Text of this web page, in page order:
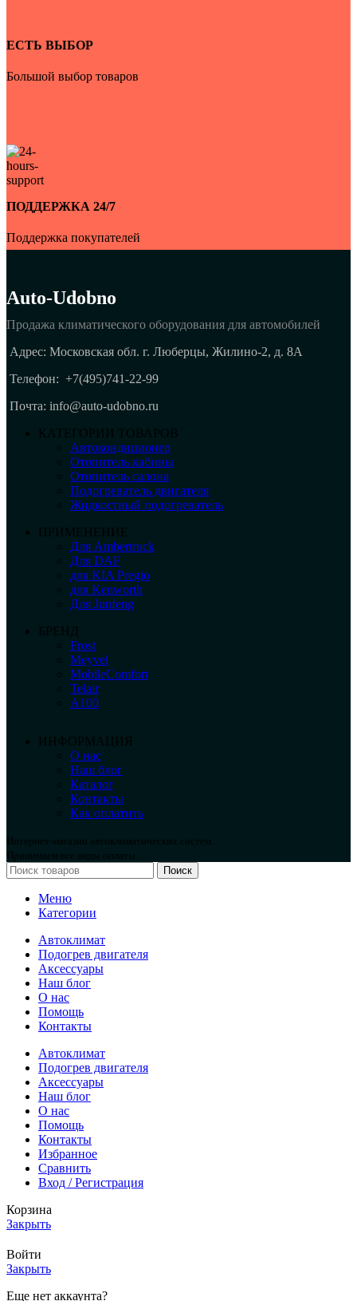
ЕСТЬ ВЫБОР
Большой выбор товаров
ПОДДЕРЖКА 24/7
Поддержка покупателей
Auto-Udobno
Продажа климатического оборудования для автомобилей
Адрес: Московская обл. г. Люберцы, Жилино-2, д. 8A
Телефон: +7(495)741-22-99
Почта: info@auto-udobno.ru
КАТЕГОРИИ ТОВАРОВ
Автокондиционер
Отопитель кабины
Отопитель салона
Подогреватель двигателя
Жидкостный подогреватель
ПРИМЕНЕНИЕ
Для Ambertruck
Для DAF
для KIA Pregio
для Kenworth
Для Junfeng
БРЕНД
Frost
Meyvel
MobileComfort
Telair
А100
ИНФОРМАЦИЯ
О нас
Наш блог
Каталог
Контакты
Как оплатить
Интернет-магазин автоклиматических систем.
Принимаем все виды оплаты.
Поиск
Меню
Категории
Автоклимат
Подогрев двигателя
Аксессуары
Наш блог
О нас
Помощь
Контакты
Автоклимат
Подогрев двигателя
Аксессуары
Наш блог
О нас
Помощь
Контакты
Избранное
Сравнить
Вход / Регистрация
Корзина
Закрыть
Войти
Закрыть
Еще нет аккаунта?